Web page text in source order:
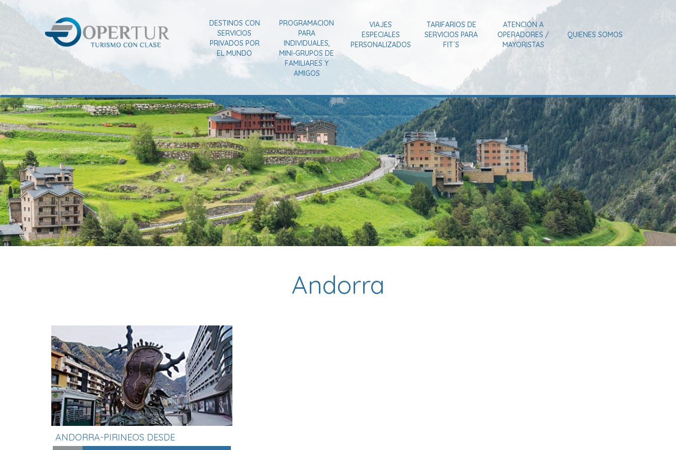
DESTINOS CON
SERVICIOS
PRIVADOS POR
EL MUNDO
PROGRAMACION
PARA
INDIVIDUALES,
MINI-GRUPOS DE
FAMILIARES Y
AMIGOS
VIAJES
ESPECIALES
PERSONALIZADOS
TARIFARIOS DE
SERVICIOS PARA
FIT´S
ATENCIÓN A
OPERADORES /
MAYORISTAS
QUIENES SOMOS
Andorra
ANDORRA-PIRINEOS DESDE